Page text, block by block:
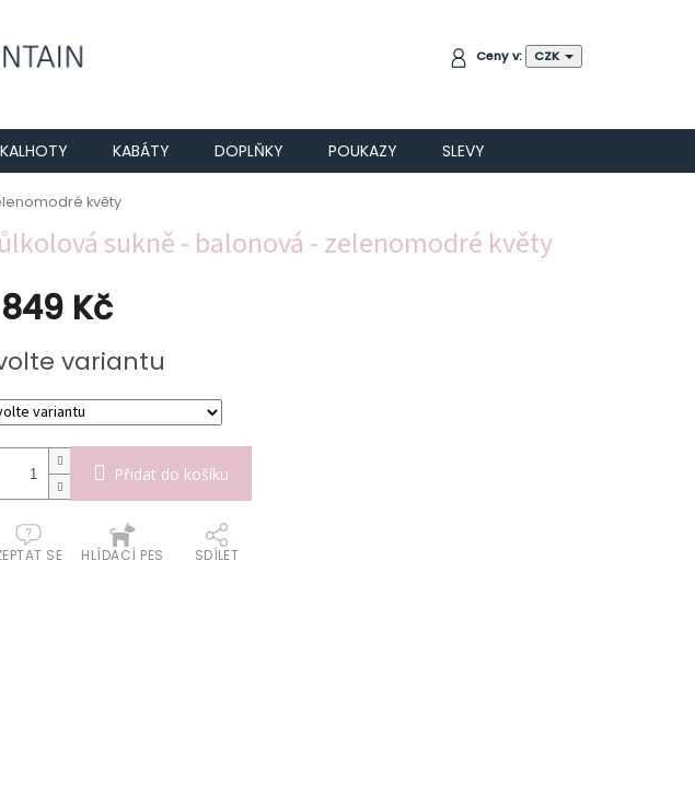
NÁKUPNÍCeny v: CZK
KALHOTY KABÁTY DOPLŇKY POUKAZY SLEVY
květy
sukně - balonová - zelenomodré květy
849 Kč
variantu
Přidat do košíku
SE HLÍDACÍ PES SDÍLET